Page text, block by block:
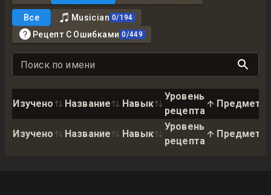
Все Musician 0/194
Рецепт С Ошибками 0/449
Поиск по имени
Изучено Название Навык
Уровень
рецепта
Предмет
Изучено Название Навык
Уровень
рецепта
Предмет